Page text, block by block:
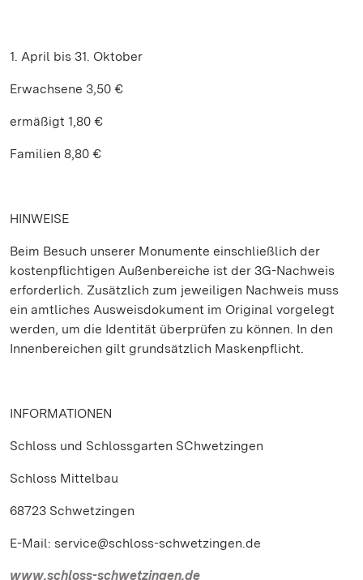
1. April bis 31. Oktober
Erwachsene 3,50 €
ermäßigt 1,80 €
Familien 8,80 €
HINWEISE
Beim Besuch unserer Monumente einschließlich der
kostenpflichtigen Außenbereiche ist der 3G-Nachweis
erforderlich. Zusätzlich zum jeweiligen Nachweis muss
ein amtliches Ausweisdokument im Original vorgelegt
werden, um die Identität überprüfen zu können. In den
Innenbereichen gilt grundsätzlich Maskenpflicht.
INFORMATIONEN
Schloss und Schlossgarten SChwetzingen
Schloss Mittelbau
68723 Schwetzingen
E-Mail: service@schloss-schwetzingen.de
www.schloss-schwetzingen.de